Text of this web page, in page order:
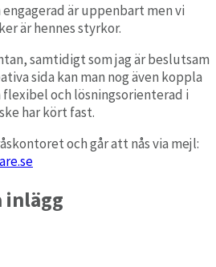
är uppenbart men vi
är hennes styrkor.
samtidigt som jag är beslutsam
sida kan man nog även koppla
och lösningsorienterad i
har kört fast.
och går att nås via mejl:
inlägg